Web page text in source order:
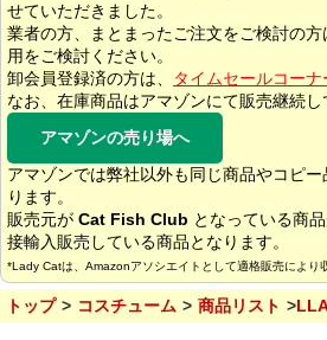
せていただきました。
業者の方、まとまったご注文をご検討の方
用をご検討ください。
卸会員登録済の方は、
タイムセールコーナ
なお、在庫商品はアマゾンにて販売継続し
アマゾンの売り場へ
アマゾンでは弊社以外も同じ商品やコピ
ります。
販売元が Cat Fish Club となっている商
接輸入販売している商品となります。
*Lady Catは、Amazonアソシエイトとして適格販売により
トップ コスチューム 商品リスト